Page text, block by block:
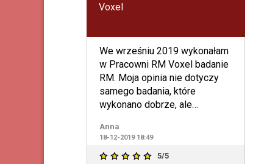
Voxel
We wrześniu 2019 wykonałam
w Pracowni RM Voxel badanie
RM. Moja opinia nie dotyczy
samego badania, które
wykonano dobrze, ale
bada
Anna
18-12-2019 18:49
5/5